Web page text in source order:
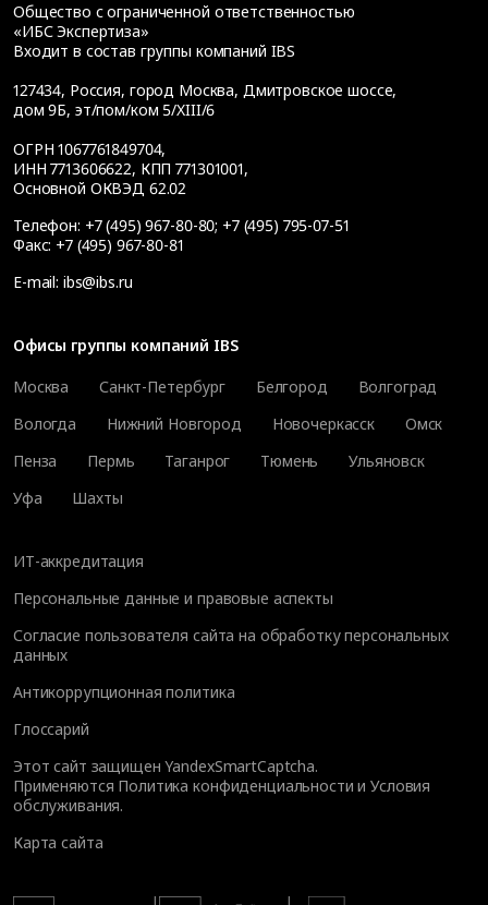
Общество с ограниченной ответственностью
«ИБС Экспертиза»
Входит в состав группы компаний IBS
127434, Россия, город Москва, Дмитровское шоссе,
дом 9Б, эт/пом/ком 5/XIII/6
ОГРН 1067761849704,
ИНН 7713606622, КПП 771301001,
Основной ОКВЭД 62.02
Телефон: +7 (495) 967-80-80; +7 (495) 795-07-51
Факс: +7 (495) 967-80-81
E-mail: ibs@ibs.ru
Офисы группы компаний IBS
Москва
Санкт-Петербург Белгород
Волгоград
Вологда
Нижний Новгород Новочеркасск
Омск
Пенза
Пермь Таганрог Тюмень
Ульяновск
Уфа
Шахты
ИТ-аккредитация
Персональные данные и правовые аспекты
Согласие пользователя сайта на обработку персональных
данных
Антикоррупционная политика
Глоссарий
Этот сайт защищен YandexSmartCaptcha.
Применяются Политика конфиденциальности иУсловия
обслуживания.
Карта сайта